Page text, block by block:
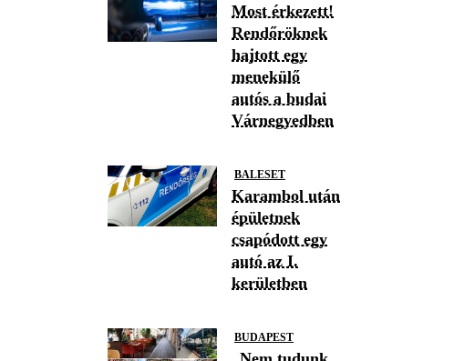
Most érkezett!
Rendőröknek
hajtott egy
menekülő
autós a budai
Várnegyedben
BALESET
Karambol után
épületnek
csapódott egy
autó az I.
kerületben
BUDAPEST